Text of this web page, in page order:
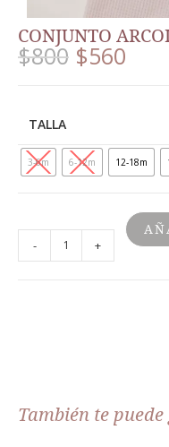
CONJUNTO
$800 $560
TALLA
3-6m 6-12m 12-18m
- +
También te